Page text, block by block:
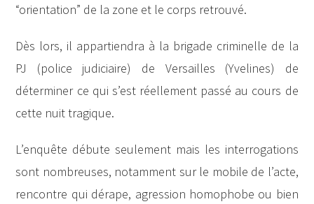
“orientation” de la zone et le corps retrouvé.
Dès lors, il appartiendra à la brigade criminelle de la
PJ (police judiciaire) de Versailles (Yvelines) de
déterminer ce qui s’est réellement passé au cours de
cette nuit tragique.
L’enquête débute seulement mais les interrogations
sont nombreuses, notamment sur le mobile de l’acte,
rencontre qui dérape, agression homophobe ou bien